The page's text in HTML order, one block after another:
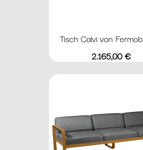
Tisch Calvi von
Preis
2.165,00 €